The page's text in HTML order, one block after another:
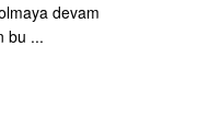
devam
bu ...